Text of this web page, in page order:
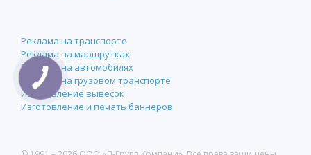
Реклама на транспорте
Реклама на маршрутках
Реклама на автомобилях
Реклама на грузовом транспорте
Изготовление вывесок
Изготовление и печать баннеров